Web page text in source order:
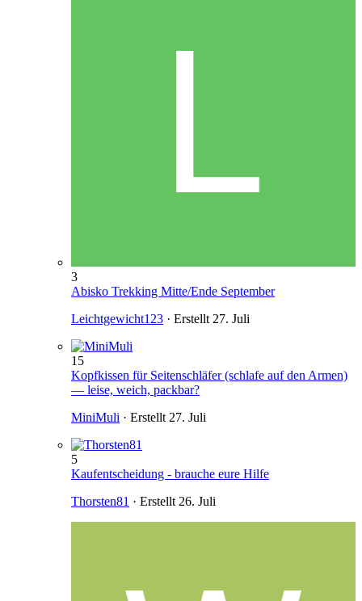
3
Abisko Trekking Mitte/Ende September
Leichtgewicht123 · Erstellt 27. Juli
15
Kopfkissen für Seitenschläfer (schlafe auf den Armen)
— leise, weich, packbar?
MiniMuli · Erstellt 27. Juli
5
Kaufentscheidung - brauche eure Hilfe
Thorsten81 · Erstellt 26. Juli